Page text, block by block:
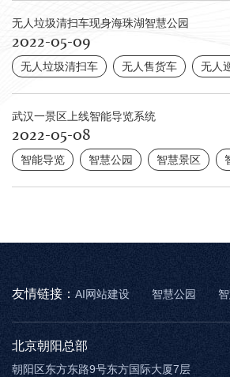
无人垃圾清扫车现身海珠湖智慧公园
2022-05-09
无人垃圾清扫车 无人售货车 无人
武汉一景区上线智能导览系统
2022-05-08
智能导览 智慧公园 智慧景区
友情链接： AI网站建设 智慧公园
AR太极
智慧博物馆 智
北京朝阳总部
朝阳区东方东路9号东方国际大厦7层